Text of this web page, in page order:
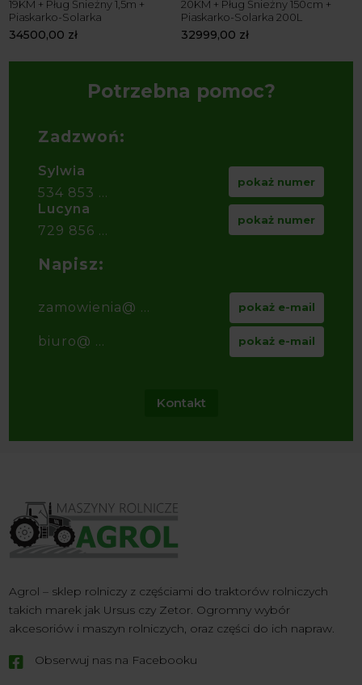
19KM + Pług Śnieżny 1,5m +
Piaskarko-Solarka
34500,00 zł
20KM + Pług Śnieżny 150cm +
Piaskarko-Solarka 200L
32999,00 zł
Potrzebna pomoc?
Zadzwoń:
Sylwia
534 853 ...
pokaż numer
Lucyna
729 856 ...
pokaż numer
Napisz:
zamowienia@ ... pokaż e-mail
biuro@ ... pokaż e-mail
Kontakt
Agrol – sklep rolniczy z częściami do traktorów rolniczych
takich marek jak Ursus czy Zetor. Ogromny wybór
akcesoriów i maszyn rolniczych, oraz części do ich napraw.
 Obserwuj nas na Facebooku